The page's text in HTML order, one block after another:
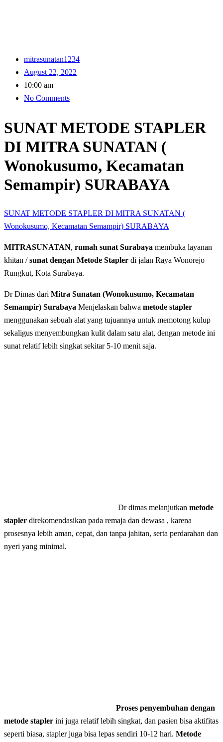
mitrasunatan1234
August 22, 2022
10:00 am
No Comments
SUNAT METODE STAPLER
DI MITRA SUNATAN (
Wonokusumo, Kecamatan
Semampir) SURABAYA
SUNAT METODE STAPLER DI MITRA SUNATAN (
Wonokusumo, Kecamatan Semampir) SURABAYA
MITRASUNATAN, rumah sunat Surabaya membuka layanan
khitan /sunat dengan Metode Stapler di jalan Raya Wonorejo
Rungkut, Kota Surabaya.
Dr Dimas dari Mitra Sunatan (Wonokusumo, Kecamatan
Semampir) Surabaya Menjelaskan bahwa metode stapler
menggunakan sebuah alat yang tujuannya untuk memotong kulup
sekaligus menyembungkan kulit dalam satu alat, dengan metode ini
sunat relatif lebih singkat sekitar 5-10 menit saja.
Dr dimas melanjutkan metode
stapler direkomendasikan pada remaja dan dewasa , karena
prosesnya lebih aman, cepat, dan tanpa jahitan, serta perdarahan dan
nyeri yang minimal.
Proses penyembuhan dengan
metode stapler ini juga relatif lebih singkat, dan pasien bisa aktifitas
seperti biasa, stapler juga bisa lepas sendiri 10-12 hari. Metode